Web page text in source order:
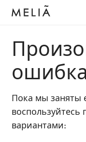
ошибка
Пока мы заняты
вариантами: